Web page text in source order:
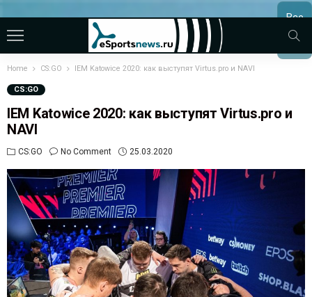
Все
МАТЧИ
Home CS:GO IEM Katowice 2020: как выступят Virtus.pro и NAVI
CS:GO
IEM Katowice 2020: как выступят Virtus.pro и
NAVI
CS:GO No Comment 25.03.2020